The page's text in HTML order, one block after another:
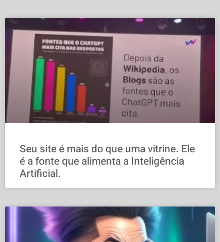
Seu site é mais do que uma vitrine. Ele
é a fonte que alimenta a Inteligência
Artificial.